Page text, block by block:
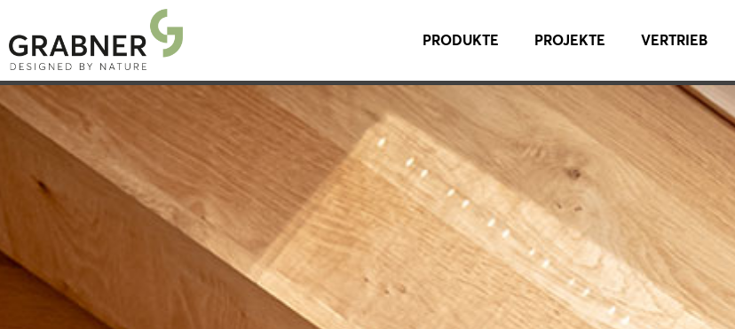
PRODUKTE PROJEKTE VERTRIEB